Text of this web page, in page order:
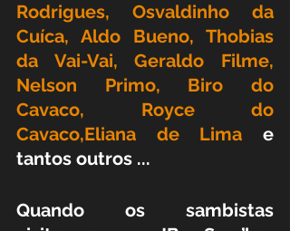
Rodrigues, Osvaldinho da
Cuíca, Aldo Bueno, Thobias
da Vai-Vai, Geraldo Filme,
Nelson Primo, Biro do
Cavaco, Royce do
Cavaco,Eliana de Lima e
tantos outros ...
Quando os sambistas